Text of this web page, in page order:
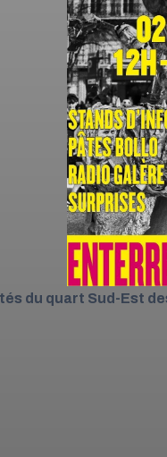
du quart Sud-Est